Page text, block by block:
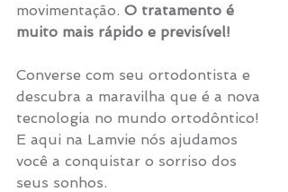
movimentação. O tratamento é
muito mais rápido e previsível!
Converse com seu ortodontista e
descubra a maravilha que é a nova
tecnologia no mundo ortodôntico!
E aqui na Lamvie nós ajudamos
você a conquistar o sorriso dos
seus sonhos.